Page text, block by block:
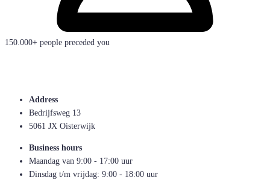
150.000+ people preceded you
Address
Bedrijfsweg 13
5061 JX Oisterwijk
Business hours
Maandag van 9:00 - 17:00 uur
Dinsdag t/m vrijdag: 9:00 - 18:00 uur